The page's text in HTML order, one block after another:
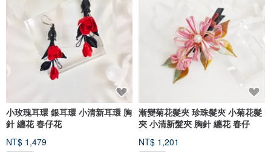
小玫瑰耳環 銀耳環 小清新耳環 胸
針 纏花 春仔花
NT$ 1,479
漸變菊花髮夾 珍珠髮夾 小菊花髮
夾 小清新髮夾 胸針 纏花 春仔
NT$ 1,201